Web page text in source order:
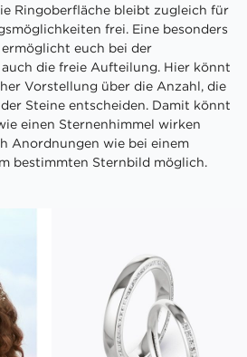
Ringoberfläche bleibt zugleich für
frei. Eine besonders
euch bei der
die freie Aufteilung. Hier könnt
Vorstellung über die Anzahl, die
Steine entscheiden. Damit könnt
einen Sternenhimmel wirken
Anordnungen wie bei einem
bestimmten Sternbild möglich.